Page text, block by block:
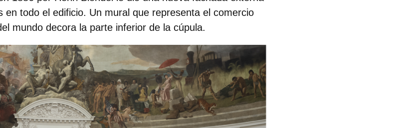
en todo el edificio. Un mural que representa el comercio
mundo decora la parte inferior de la cúpula.